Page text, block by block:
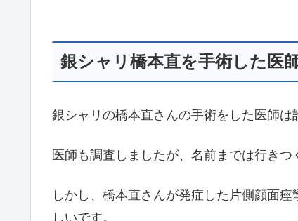
銀シャリ橋本直を手術した医
銀シャリの橋本直さんの手術をした医師は
医師も調査しましたが、名前までは行きつ
しかし、橋本直さんが発症した片側顔面
しいです。